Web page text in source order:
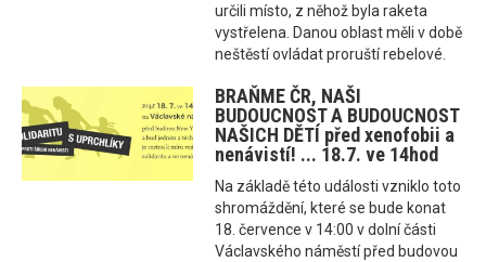
určili místo, z něhož byla raketa
vystřelena. Danou oblast měli v době
neštěstí ovládat proruští rebelové.
BRAŇME ČR, NAŠI
BUDOUCNOST A BUDOUCNOST
NAŠICH DĚTÍ před xenofobii a
nenávistí! ... 18.7. ve 14hod
Na základě této události vzniklo toto
shromáždění, které se bude konat
18. července v 14:00 v dolní části
Václavského náměstí před budovou